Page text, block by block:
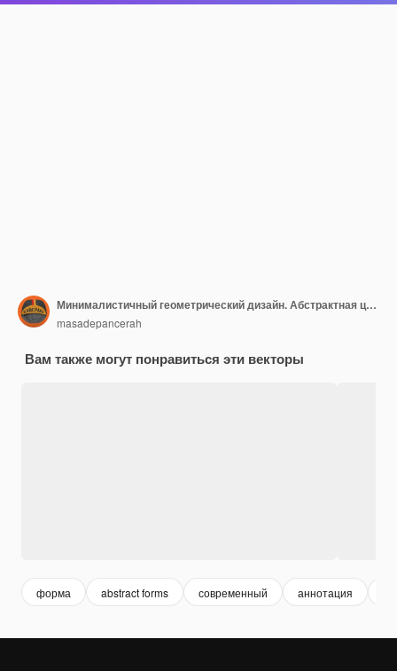
Минималистичный геометрический дизайн. Абстрактная целевая страница с динамической композицией форм
masadepancerah
Вам также могут понравиться эти векторы
форма abstract forms современный аннотация